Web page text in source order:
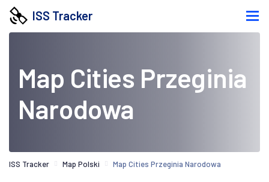
ISS Tracker
Map Cities Przeginia
Narodowa
ISS Tracker Map Polski Map Cities Przeginia Narodowa